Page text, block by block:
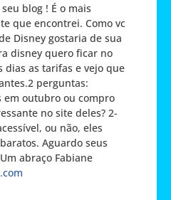
blog ! É o mais
que encontrei. Como vc
Disney gostaria de sua
disney quero ficar no
dias as tarifas e vejo que
perguntas:
em outubro ou compro
no site deles? 2-
ou não, eles
Aguardo seus
abraço Fabiane